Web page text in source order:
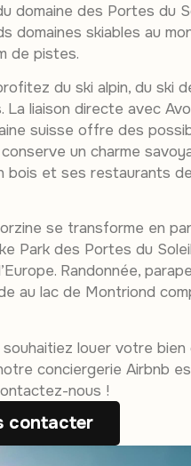
domaine des Portes du
domaines skiables au
de pistes.
du ski alpin, du ski
La liaison directe avec
suisse offre des
un charme
bois et ses restaurants
se transforme en
Park des Portes du
Randonnée,
au lac de Montriond
louer votre bien
conciergerie Airbnb
nous !
contacter